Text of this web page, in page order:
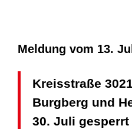
Meldung vom 13.
Kreisstraße
Burgberg und
30. Juli gesperrt